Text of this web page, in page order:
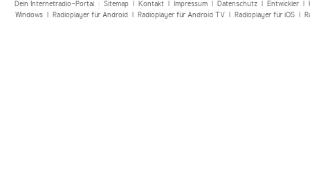
Dein Internetradio-Portal : Sitemap| Kontakt| Impressum| Datenschutz| Entwickler|
Windows| Radioplayer für Android| Radioplayer für Android TV| Radioplayer für iOS|